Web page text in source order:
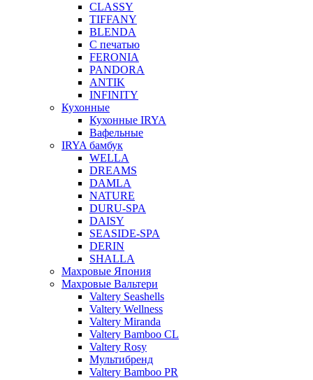
CLASSY
TIFFANY
BLENDA
С печатью
FERONIA
PANDORA
ANTIK
INFINITY
Кухонные
Кухонные IRYA
Вафельные
IRYA бамбук
WELLA
DREAMS
DAMLA
NATURE
DURU-SPA
DAISY
SEASIDE-SPA
DERIN
SHALLA
Махровые Япония
Махровые Вальтери
Valtery Seashells
Valtery Wellness
Valtery Miranda
Valtery Bamboo CL
Valtery Rosy
Мультибренд
Valtery Bamboo PR